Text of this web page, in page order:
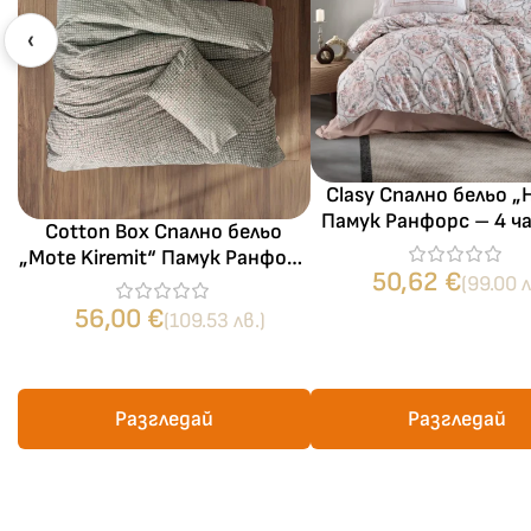
‹
Cotton Box Спално бельо
„Mote Kiremit“ Памук Ранфорс
– 4 части – за спалня
56,00 €(109.53 лв.)
Разгледай
Clasy Спално бельо
Памук Ранфорс – 4
за спалня
50,62 €(99.00
Разгледай